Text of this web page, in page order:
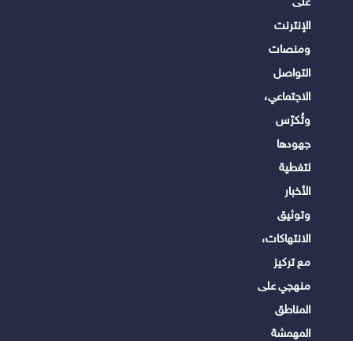
الإنترنت
ومنصات
التواصل
الاجتماعي،
وتُكرّس
جهودها
لتغطية
الأخبار
وتوثيق
الانتهاكات،
مع تركيز
منهجي على
المناطق
المهمشة